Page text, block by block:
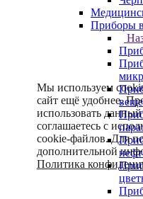
Приборы
Мы используем
сайт ещё удобнее.
использовать
соглашаетесь с
cookie-файлов. Для
дополнительной
Политика